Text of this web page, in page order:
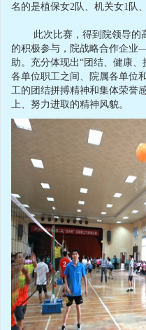
名的是植保女2队、机关女1队
此次比赛，得到院领导的高
的积极参与，院战略合作企
助。充分体现出“团结、健康
各单位职工之间、院属各单位
工的团结拼搏精神和集体荣誉
上、努力进取的精神风貌。